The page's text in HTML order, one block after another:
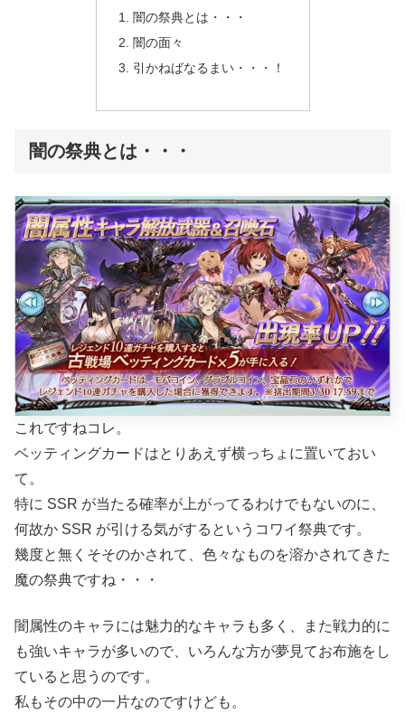
闇の祭典とは・・・
闇の面々
引かねばなるまい・・・！
闇の祭典とは・・・
これですねコレ。
ベッティングカードはとりあえず横っちょに置いておい
て。
特に SSR が当たる確率が上がってるわけでもないのに、
何故か SSR が引ける気がするというコワイ祭典です。
幾度と無くそそのかされて、色々なものを溶かされてきた
魔の祭典ですね・・・
闇属性のキャラには魅力的なキャラも多く、また戦力的に
も強いキャラが多いので、いろんな方が夢見てお布施をし
ていると思うのです。
私もその中の一片なのですけども。